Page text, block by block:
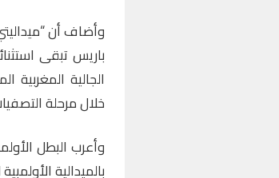
وأضاف أن
باريس تبقى
الجالية
خلال مرحلة
وأعرب البطل
بالميدالية